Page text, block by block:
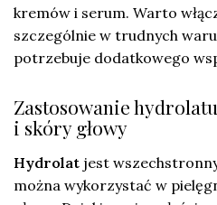
kremów i serum. Warto
szczególnie w trudnych
potrzebuje dodatkowego
Zastosowanie
i skóry głowy
Hydrolat jest
można wykorzystać w